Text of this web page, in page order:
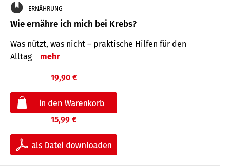
ERNÄHRUNG
Wie ernähre ich mich bei Krebs?
Was nützt, was nicht – praktische Hilfen für den
Alltag
mehr
19,90 €
15,99 €